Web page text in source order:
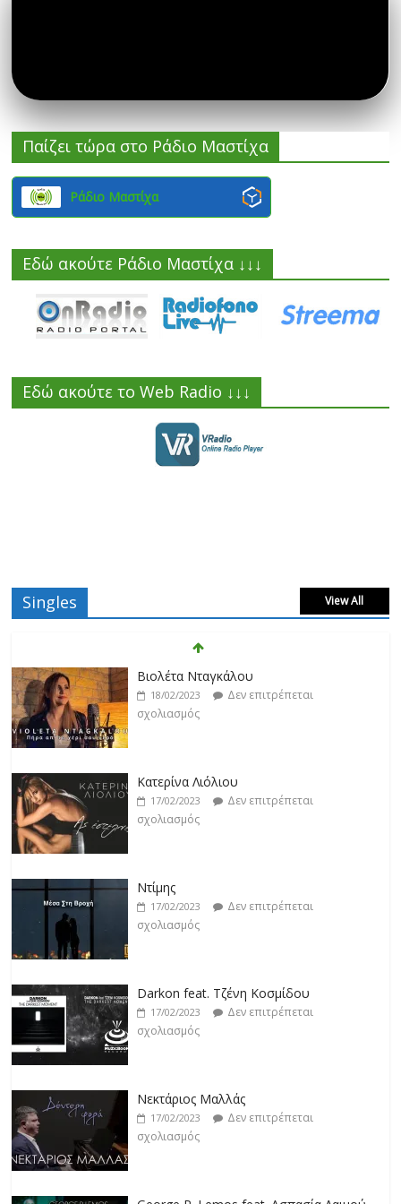
Παίζει τώρα στο Ράδιο Μαστίχα
Ράδιο Μαστίχα
Εδώ ακούτε Ράδιο Μαστίχα ↓↓↓
Εδώ ακούτε το Web Radio ↓↓↓
Singles View All
Βιολέτα Νταγκάλου
18/02/2023
Δεν επιτρέπεται
σχολιασμός
Κατερίνα Λιόλιου
17/02/2023
Δεν επιτρέπεται
σχολιασμός
Ντίμης
17/02/2023
Δεν επιτρέπεται
σχολιασμός
Darkon feat. Τζένη Κοσμίδου
17/02/2023
Δεν επιτρέπεται
σχολιασμός
Νεκτάριος Μαλλάς
17/02/2023
Δεν επιτρέπεται
σχολιασμός